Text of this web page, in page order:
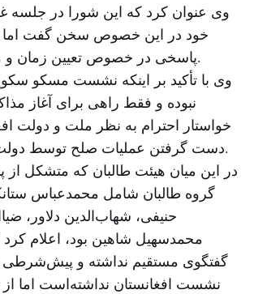
وی عنوان کرد که این شورا در جلسه
خود در این خصوص سخن گفت اما
پاسخی در خصوص تعیین زمان و مکان گفتگو نداد.
وی با تأکید بر اینکه نشست مسکو
نبوده و فقط راهی برای آغاز
خواستار احترام به نظر ملت و دولت
دست گرفتن عملیات صلح توسط دولت افغانستان شد.
در این میان هیئت طالبان که متشکل از
گروه طالبان شامل محمدعباس
حنیفی، شهاب‌الدین دلاور،
محمدسهیل شاهین بود، اعلام کرد
گفتگوی مستقیم نداشته و
نشست افغانستان نداشته‌است اما از